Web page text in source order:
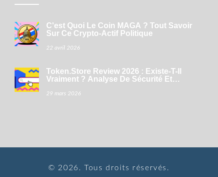
C'est Quoi Le Coin MAGA ? Tout Savoir
Sur Ce Crypto-Actif Politique
22 avril 2026
Token.store Review 2026 : Existe-T-Il
Vraiment ? Analyse De Sécurité Et
29 mars 2026
© 2026. Tous droits réservés.